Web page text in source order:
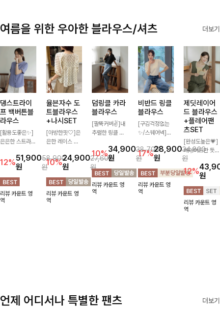
여름을 위한 우아한 블라우스/셔츠 더보기
댕스트라이
프 백버튼블
라우스
[활용도좋은✨]
은은한 스트라이
져 심플한 코디
에도 세련된 포
인트를 더해드리
며 깔끔한 스트
라이프 디테일로
유행 없이 오래
12%51,900
원
58,900
원
리뷰 카운트 영
역
율븐자수 도
트블라우스
+나시SET
[아방한핏🤍]은
은한 레이스 자
으로 사랑스러운
감성 가득 담았
으며 나시 세트
구성으로 이너
걱정없이 손쉽게
코디 가능한 블
10%24,900
원
27,600
원
리뷰 카운트 영
역
덤링클 카라
블라우스
[팔뚝커버✌]내
추럴한 링클 텍
있게 입어지는
블라우스🖤 브
이넥 카라 디자
인에 여유로운
소매핏 더해져
여리하면서도 시
10%34,900
원
38,700
원
리뷰 카운트 영
역
비반드 링클
블라우스
[구김걱정없는
✨/스퀘어넥]입
엠보 텍스처가
돋보이는 블라우
스- 여유로운 실
루엣과 물결 짜
임 소매 디테일
이 더해져 편안
17%28,900
원
34,800
원
리뷰 카운트 영
역
제딧레이어
드 블라우스
+플레어팬
츠SET
[완성도높은💗]
레이어드한 듯
자연스러운 나시
와 버튼 원피스
가 함께 구성된
세트 아이템입니
다. 코디 고민 없
이 한 벌만으로
도 내추럴하면서
12%원
리뷰 카운트 영
역
언제 어디서나 특별한 팬츠 더보기